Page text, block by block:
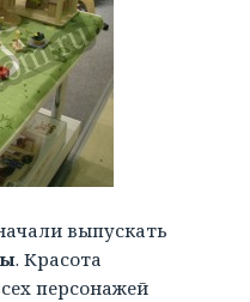
выпускать
. Красота
персонажей